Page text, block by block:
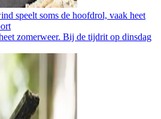
speelt soms de hoofdrol, vaak heet
zomerweer. Bij de tijdrit op dinsdag